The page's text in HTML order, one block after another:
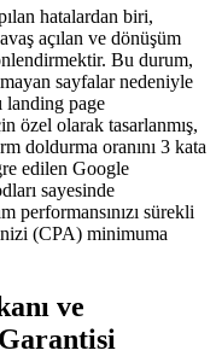
hatalardan biri,
açılan ve dönüşüm
Bu durum,
sayfalar nedeniyle
landing page
özel olarak tasarlanmış,
doldurma oranını 3 kata
edilen Google
sayesinde
performansınızı sürekli
(CPA) minimuma
ve